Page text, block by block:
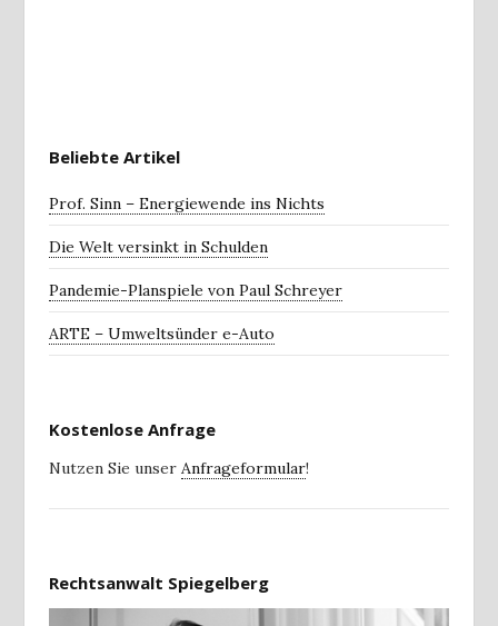
Beliebte Artikel
Prof. Sinn – Energiewende ins Nichts
Die Welt versinkt in Schulden
Pandemie-Planspiele von Paul Schreyer
ARTE – Umweltsünder e-Auto
Kostenlose Anfrage
Nutzen Sie unser Anfrageformular!
Rechtsanwalt Spiegelberg